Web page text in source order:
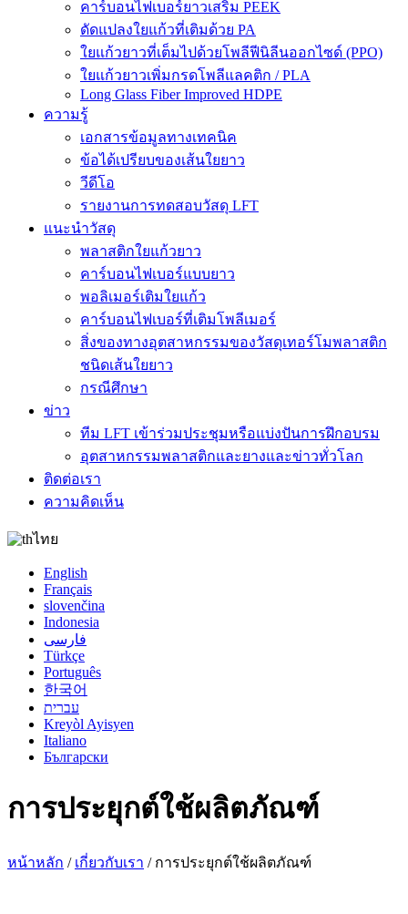
คาร์บอนไฟเบอร์ยาวเสริม PEEK
ดัดแปลงใยแก้วที่เติมด้วย PA
ใยแก้วยาวที่เต็มไปด้วยโพลีฟีนิลีนออกไซด์ (PPO)
ใยแก้วยาวเพิ่มกรดโพลีแลคติก / PLA
Long Glass Fiber Improved HDPE
ความรู้
เอกสารข้อมูลทางเทคนิค
ข้อได้เปรียบของเส้นใยยาว
วีดีโอ
รายงานการทดสอบวัสดุ LFT
แนะนำวัสดุ
พลาสติกใยแก้วยาว
คาร์บอนไฟเบอร์แบบยาว
พอลิเมอร์เติมใยแก้ว
คาร์บอนไฟเบอร์ที่เติมโพลีเมอร์
สิ่งของทางอุตสาหกรรมของวัสดุเทอร์โมพลาสติก
ชนิดเส้นใยยาว
กรณีศึกษา
ข่าว
ทีม LFT เข้าร่วมประชุมหรือแบ่งปันการฝึกอบรม
อุตสาหกรรมพลาสติกและยางและข่าวทั่วโลก
ติดต่อเรา
ความคิดเห็น
ไทย
English
Français
slovenčina
Indonesia
فارسی
Türkçe
Português
한국어
עברית
Kreyòl Ayisyen
Italiano
Български
การประยุกต์ใช้ผลิตภัณฑ์
หน้าหลัก / เกี่ยวกับเรา / การประยุกต์ใช้ผลิตภัณฑ์